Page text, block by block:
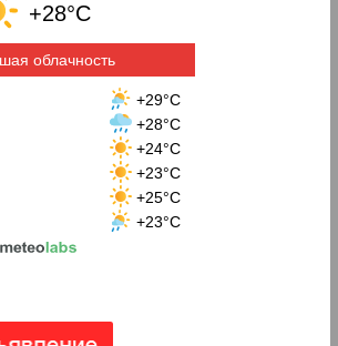
+28°C
облачность
+29°C
+28°C
+24°C
+23°C
+25°C
+23°C